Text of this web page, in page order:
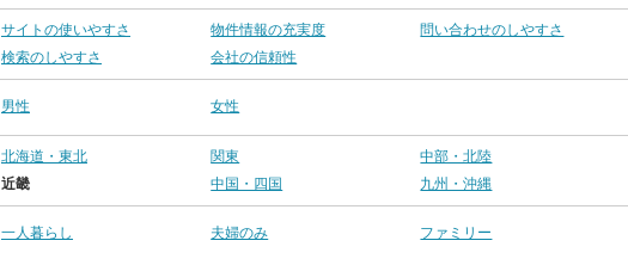
サイトの使いやすさ 物件情報の充実度
問い合わせのしやすさ
検索のしやすさ
会社の信頼性
男性 女性
北海道・東北 関東
中部・北陸
近畿
中国・四国 九州・沖縄
一人暮らし 夫婦のみ ファミリー